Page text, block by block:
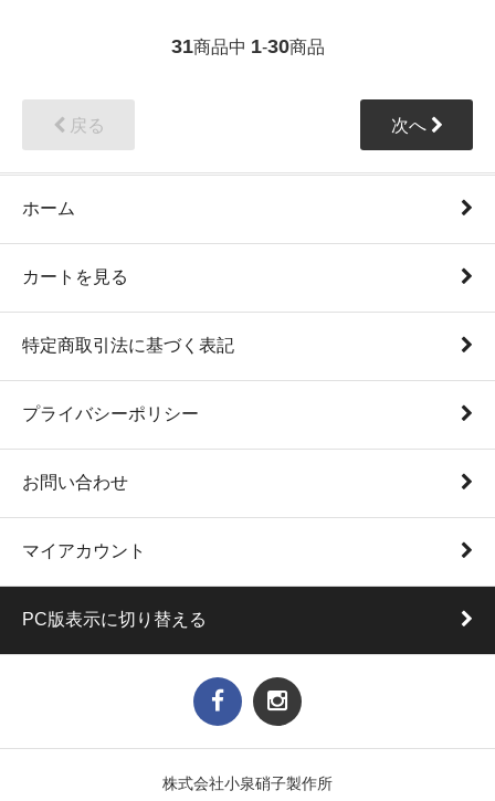
31商品中 1-30商品
戻る 次へ
ホーム
カートを見る
特定商取引法に基づく表記
プライバシーポリシー
お問い合わせ
マイアカウント
PC版表示に切り替える
株式会社小泉硝子製作所